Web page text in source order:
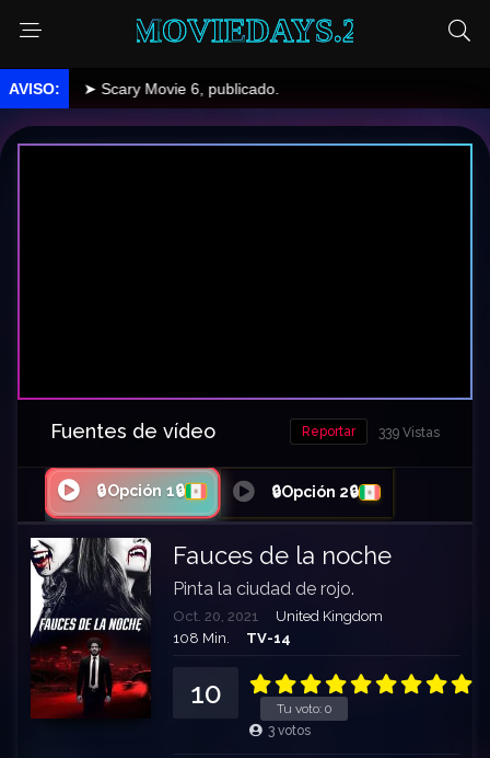
MOVIEDAYS.2
➤ Scary Movie 6, publicado.
Fuentes de vídeo 339 Vistas
Reportar
🔒Opción 1🔒 🔒Opción 2🔒
Fauces de la noche
Pinta la ciudad de rojo.
Oct. 20, 2021
United Kingdom
108 Min.
TV-14
Tu voto: 0
10
3 votos